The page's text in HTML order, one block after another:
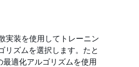
実装を使用してトレーニン
リズムを選択します。たと
適化アルゴリズムを使用